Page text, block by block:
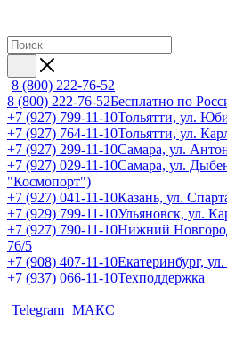
8 (800) 222-76-52
8 (800) 222-76-52Бесплатно по
+7 (927) 799-11-10Тольятти, ул.
+7 (927) 764-11-10Тольятти, ул.
+7 (927) 299-11-10Самара, ул.
+7 (927) 029-11-10Самара, ул.
"Космопорт")
+7 (927) 041-11-10Казань, ул.
+7 (929) 799-11-10Ульяновск, ул.
+7 (927) 790-11-10Нижний
76/5
+7 (908) 407-11-10Екатеринбург,
+7 (937) 066-11-10Техподдержка
Telegram МАКС